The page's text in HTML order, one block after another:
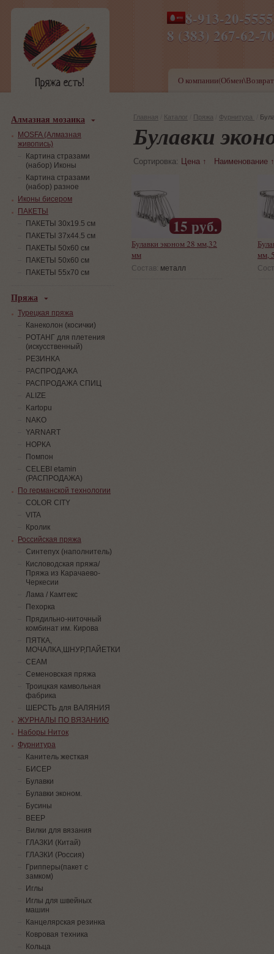
8-913-20-
8 (383) 267-
ПН-ПТ 8-17,СБ-ВС 9-
О
Главная Каталог Пряжа Фурнитура
Булавки
Сортировка: Цена ↑ Наименование ↑
Булавки эконом 28 мм,32
мм
15 руб.
Состав: металл
мм,
Алмазная мозаика
MOSFA (Алмазная
живопись)
Картина стразами
(набор) Иконы
Картина стразами
(набор) разное
Иконы бисером
ПАКЕТЫ
ПАКЕТЫ 30х19.5 см
ПАКЕТЫ 37х44.5 см
ПАКЕТЫ 50х60 см
ПАКЕТЫ 50х60 см
ПАКЕТЫ 55х70 см
Пряжа
Турецкая пряжа
Канеколон (косички)
РОТАНГ для плетения
(искусственный)
PЕЗИНКА
РАСПРОДАЖА
РАСПРОДАЖА СПИЦ
ALIZE
Kartopu
NAKO
YARNART
НОРКА
Помпон
СELEBI etamin
(РАСПРОДАЖА)
По германской технологии
COLOR CITY
VITA
Кролик
Российская пряжа
Синтепух (наполнитель)
Кисловодская пряжа/
Пряжа из Карачаево-
Черкесии
Лама / Камтекс
Пехорка
Прядильно-ниточный
комбинат им. Кирова
ПЯТКА,
МОЧАЛКА,ШНУР,ПАЙЕТКИ
СЕАМ
Семеновская пряжа
Троицкая камвольная
фабрика
ШЕРСТЬ для ВАЛЯНИЯ
ЖУРНАЛЫ ПО ВЯЗАНИЮ
Наборы Ниток
Фурнитура
Канитель жесткая
БИСЕР
Булавки
Булавки эконом.
Бусины
ВЕЕР
Вилки для вязания
ГЛАЗКИ (Китай)
ГЛАЗКИ (Россия)
Грипперы(пакет с
замком)
Иглы
Иглы для швейных
машин
Канцелярская резинка
Ковровая техника
Кольца